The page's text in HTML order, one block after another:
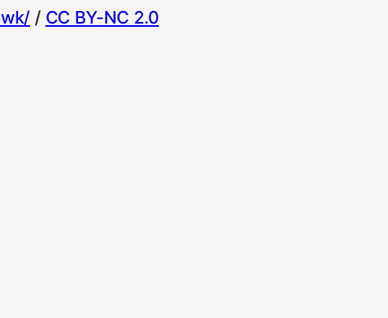
/ CC BY-NC 2.0